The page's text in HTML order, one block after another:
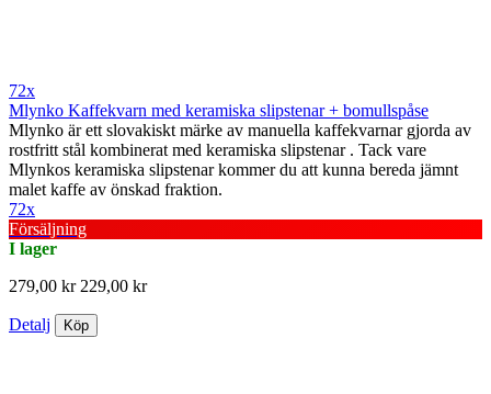
72x
Mlynko Kaffekvarn med keramiska slipstenar + bomullspåse
Mlynko är ett slovakiskt märke av manuella kaffekvarnar gjorda av
rostfritt stål kombinerat med keramiska slipstenar . Tack vare
Mlynkos keramiska slipstenar kommer du att kunna bereda jämnt
malet kaffe av önskad fraktion.
72x
Försäljning
I lager
279,00 kr 229,00 kr
Detalj Köp